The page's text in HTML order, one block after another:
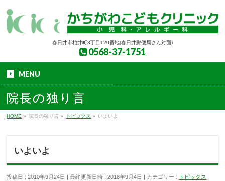
春日井市柏井町3丁目120番地(春日井郵便局さん対面)
0568-37-1751
MENU
院長の独り言
HOME » 院長の独り言 » トピックス » いよいよ
いよいよ
投稿日 : 2010年9月24日 最終更新日時 : 2016年9月4日 カテゴリー : トピックス